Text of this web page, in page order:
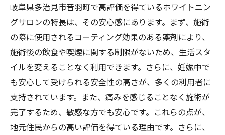
岐阜県多治見市音羽町で高評価を得ているホワイトニン
グサロンの特長は、その安心感にあります。まず、施術
の際に使用されるコーティング効果のある薬剤により、
施術後の飲食や喫煙に関する制限がないため、生活スタ
イルを変えることなく利用できます。さらに、妊娠中で
も安心して受けられる安全性の高さが、多くの利用者に
支持されています。また、痛みを感じることなく施術が
完了するため、敏感な方でも安心です。これらの点が、
地元住民からの高い評価を得ている理由です。さらに、